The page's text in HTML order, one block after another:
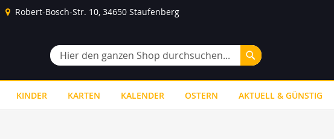
Robert-Bosch-Str. 10, 34650 Staufenberg
Suche
Suche
KINDER KARTEN KALENDER OSTERN AKTUELL & GÜNSTIG